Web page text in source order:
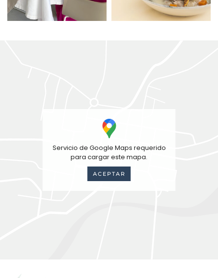
Servicio de Google Maps requerido
para cargar este mapa.
ACEPTAR